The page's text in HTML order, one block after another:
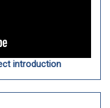
introduction